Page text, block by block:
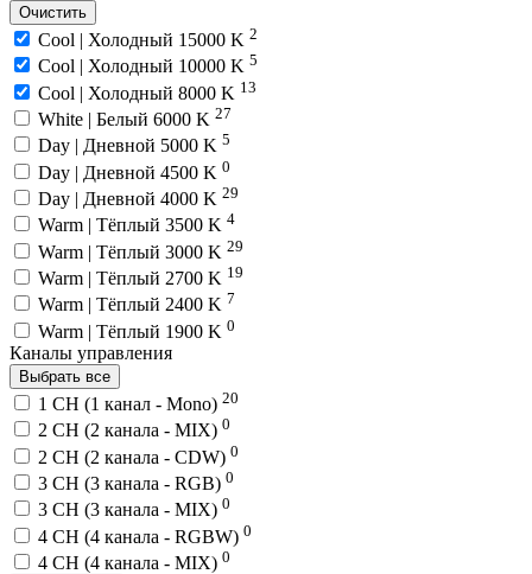
Очистить
Cool | Холодный 15000 K 2
Cool | Холодный 10000 K 5
Cool | Холодный 8000 K 13
White | Белый 6000 K 27
Day | Дневной 5000 K 5
Day | Дневной 4500 K 0
Day | Дневной 4000 K 29
Warm | Тёплый 3500 K 4
Warm | Тёплый 3000 K 29
Warm | Тёплый 2700 K 19
Warm | Тёплый 2400 K 7
Warm | Тёплый 1900 K 0
Каналы управления
Выбрать все
1 CH (1 канал - Mono) 20
2 CH (2 канала - MIX) 0
2 CH (2 канала - CDW) 0
3 CH (3 канала - RGB) 0
3 CH (3 канала - MIX) 0
4 CH (4 канала - RGBW) 0
4 CH (4 канала - MIX) 0